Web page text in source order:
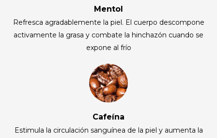
Mentol
Refresca agradablemente la piel. El cuerpo descompone
activamente la grasa y combate la hinchazón cuando se
expone al frío
Cafeína
Estimula la circulación sanguínea de la piel y aumenta la